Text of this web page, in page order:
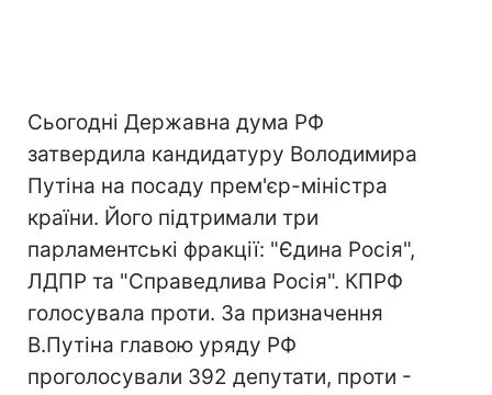
Сьогодні Державна дума РФ
затвердила кандидатуру Володимира
Путіна на посаду прем'єр-міністра
країни. Його підтримали три
парламентські фракції: "Єдина Росія",
ЛДПР та "Справедлива Росія". КПРФ
голосувала проти. За призначення
В.Путіна главою уряду РФ
проголосували 392 депутати, проти -